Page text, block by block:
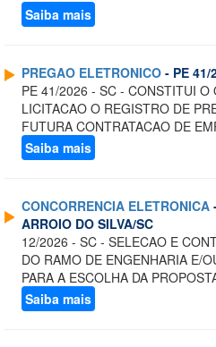
Saiba mais
PREGAO ELETRONICO - PE 41/
PE 41/2026 - SC - CONSTITUI O
LICITACAO O REGISTRO DE
FUTURA CONTRATACAO DE
Saiba mais
CONCORRENCIA ELETRONICA
ARROIO DO SILVA/SC
12/2026 - SC - SELECAO E
DO RAMO DE ENGENHARIA E/
PARA A ESCOLHA DA
Saiba mais